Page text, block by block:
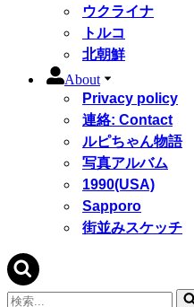
ウクライナ
トルコ
北朝鮮
About
Privacy policy
連絡: Contact
ルピちゃん物語
写真アルバム
1990(USA)
Sapporo
街並みスケッチ
検